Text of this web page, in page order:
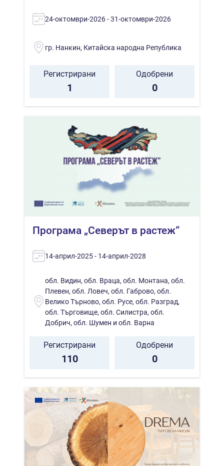
24-октомври-2026 - 31-октомври-2026
гр. Нанкин, Китайска народна Република
Регистрирани
1
Одобрени
0
Програма „Северът в растеж“
14-април-2025 - 14-април-2028
обл. Видин, обл. Враца, обл. Монтана, обл.
Плевен, обл. Ловеч, обл. Габрово, обл.
Велико Търново, обл. Русе, обл. Разград,
обл. Търговище, обл. Силистра, обл.
Добрич, обл. Шумен и обл. Варна
Регистрирани
110
Одобрени
0